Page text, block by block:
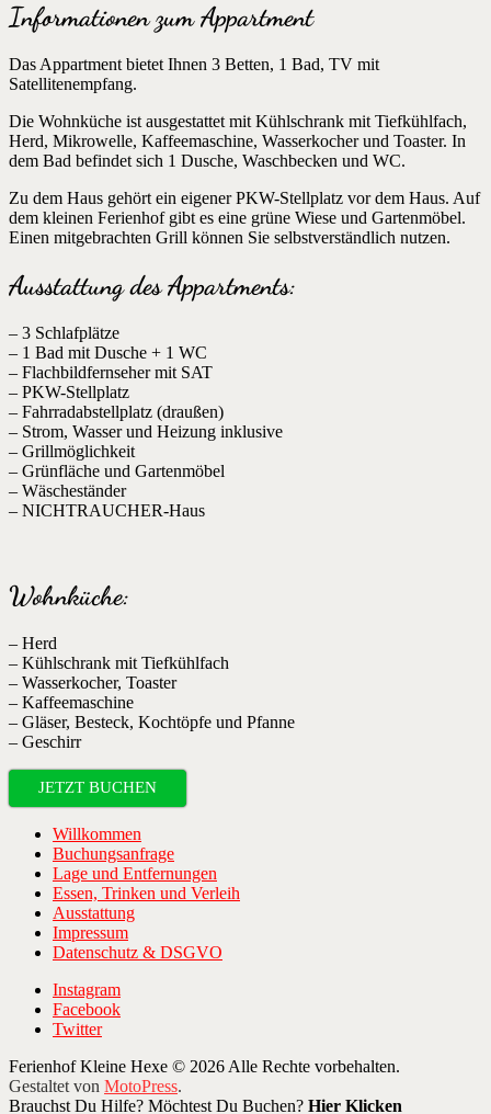
Informationen zum Appartment
Das Appartment bietet Ihnen 3 Betten, 1 Bad, TV mit
Satellitenempfang.
Die Wohnküche ist ausgestattet mit Kühlschrank mit Tiefkühlfach,
Herd, Mikrowelle, Kaffeemaschine, Wasserkocher und Toaster. In
dem Bad befindet sich 1 Dusche, Waschbecken und WC.
Zu dem Haus gehört ein eigener PKW-Stellplatz vor dem Haus. Auf
dem kleinen Ferienhof gibt es eine grüne Wiese und Gartenmöbel.
Einen mitgebrachten Grill können Sie selbstverständlich nutzen.
Ausstattung des Appartments:
– 3 Schlafplätze
– 1 Bad mit Dusche + 1 WC
– Flachbildfernseher mit SAT
– PKW-Stellplatz
– Fahrradabstellplatz (draußen)
– Strom, Wasser und Heizung inklusive
– Grillmöglichkeit
– Grünfläche und Gartenmöbel
– Wäscheständer
– NICHTRAUCHER-Haus
Wohnküche:
– Herd
– Kühlschrank mit Tiefkühlfach
– Wasserkocher, Toaster
– Kaffeemaschine
– Gläser, Besteck, Kochtöpfe und Pfanne
– Geschirr
JETZT BUCHEN
Willkommen
Buchungsanfrage
Lage und Entfernungen
Essen, Trinken und Verleih
Ausstattung
Impressum
Datenschutz & DSGVO
Instagram
Facebook
Twitter
Ferienhof Kleine Hexe © 2026 Alle Rechte vorbehalten.
Gestaltet von MotoPress.
Brauchst Du Hilfe? Möchtest Du Buchen? Hier Klicken